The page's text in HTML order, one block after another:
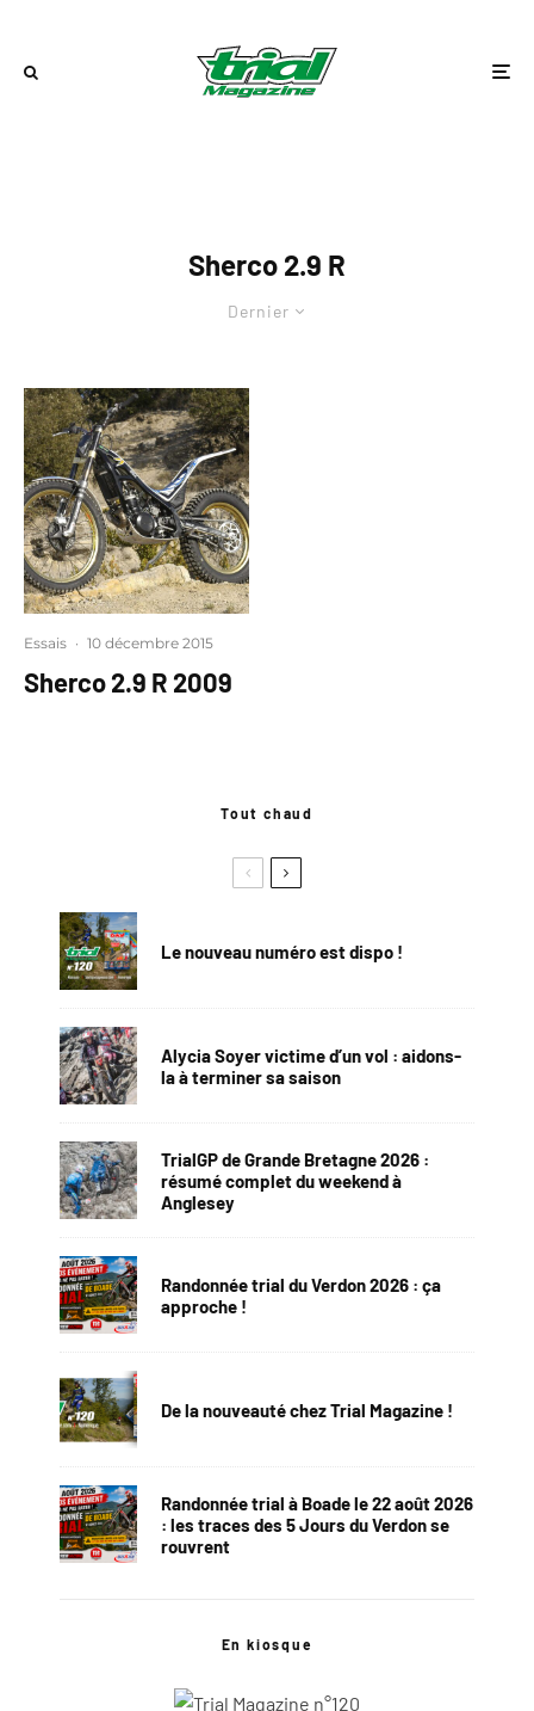
Sherco 2.9 R
Dernier
Essais · 10 décembre 2015
Sherco 2.9 R 2009
Tout chaud
Le nouveau numéro est dispo !
Alycia Soyer victime d’un vol : aidons-
la à terminer sa saison
TrialGP de Grande Bretagne 2026 :
résumé complet du weekend à
Anglesey
Randonnée trial du Verdon 2026 : ça
approche !
De la nouveauté chez Trial Magazine !
Randonnée trial à Boade le 22 août 2026
: les traces des 5 Jours du Verdon se
rouvrent
En kiosque